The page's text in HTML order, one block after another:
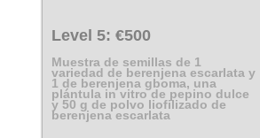
Level 5: €500
Muestra de semillas de 1
variedad de berenjena escarlata y
1 de berenjena gboma, una
plántula in vitro de pepino dulce
y 50 g de polvo liofilizado de
berenjena escarlata